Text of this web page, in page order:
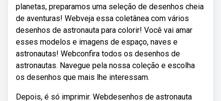
planetas, preparamos uma seleção de desenhos cheia
de aventuras! Webveja essa coletânea com vários
desenhos de astronauta para colorir! Você vai amar
esses modelos e imagens de espaço, naves e
astronautas! Webconfira todos os desenhos de
astronautas. Navegue pela nossa coleção e escolha
os desenhos que mais lhe interessam.
Depois, é só imprimir. Webdesenhos de astronauta